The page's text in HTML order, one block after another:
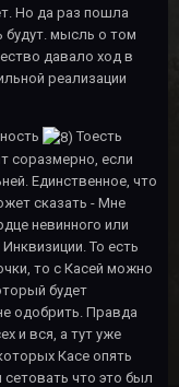
Но да раз пошла
будут. мысль о том
давало ход в
реализации
Тоесть
соразмерно, если
Единственное, что
сказать - Мне
невинного или
То есть
то с Касей можно
будет
одобрить. Правда
и вся, а тут уже
Касе опять
сетовать что это был